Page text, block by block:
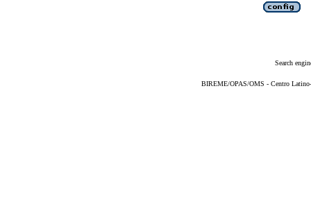
Search
BIREME/OPAS/OMS - Centro Latino-